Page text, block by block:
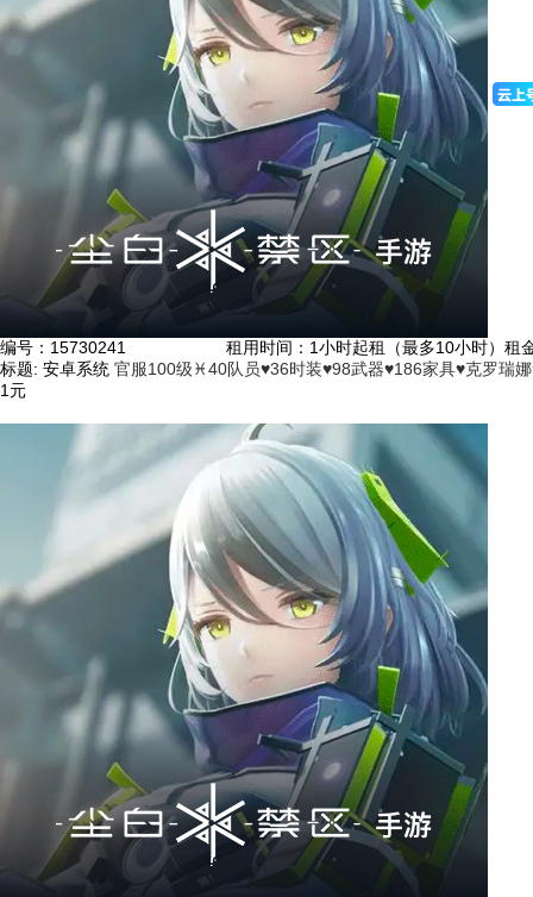
编号： 15730241 租用时间 ：1小时起租（最多10小时）
标题: 安卓系统 官服100级♓40队员♥36时装♥98武器♥186家具♥克罗瑞
租
1元